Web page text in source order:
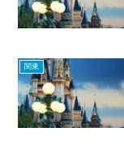
関東